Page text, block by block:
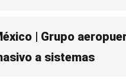
| Grupo
a sistemas